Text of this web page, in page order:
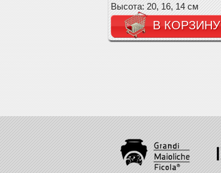
Высота: 20, 16, 14 см
В КОРЗИНУ